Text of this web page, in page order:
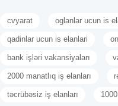
cvyarat oglanlar ucun is
qadinlar ucun is elanlari
bank işləri vakansiyaları
2000 manatlıq iş elanları
təcrübəsiz iş elanları